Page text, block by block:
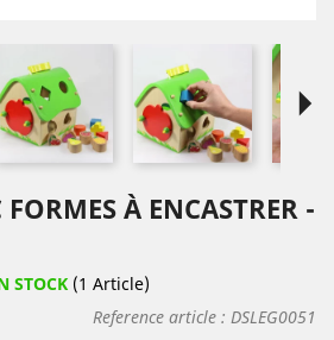
arrow_right
À ENCASTRER -
STOCK (1 Article)
Reference article : DSLEG0051